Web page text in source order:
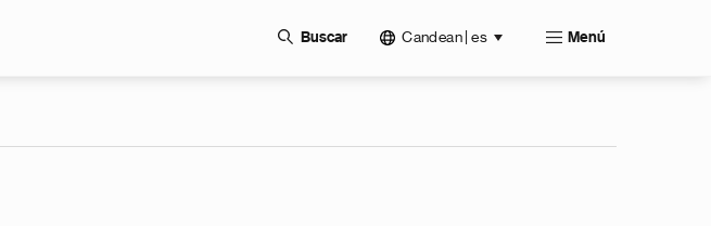
Buscar Candean | es Menú